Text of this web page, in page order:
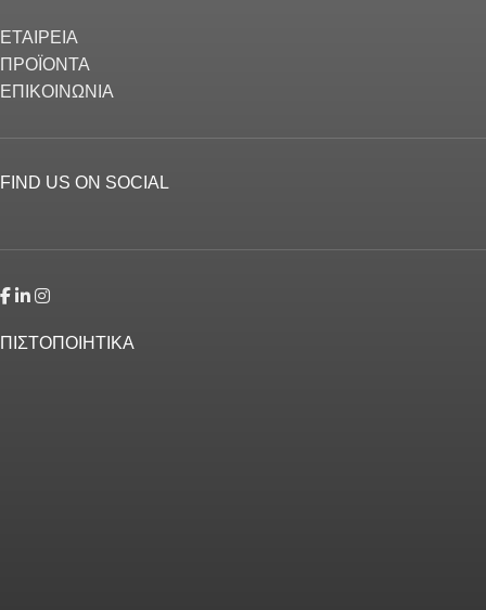
ΕΤΑΙΡΕΙΑ
ΠΡΟΪΟΝΤΑ
ΕΠΙΚΟΙΝΩΝΙΑ
FIND US ON SOCIAL
ΠΙΣΤΟΠΟΙΗΤΙΚΑ